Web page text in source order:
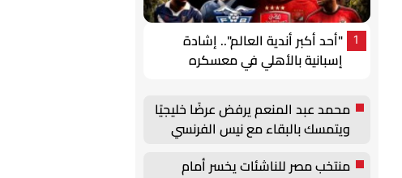
1
"أحد أكبر أندية العالم".. إشادة
إسبانية بالأهلي في معسكره
محمد عبد المنعم يرفض عرضًا خليجيًا
ويتمسك بالبقاء مع نيس الفرنسي
منتخب مصر للناشئات يخسر أمام